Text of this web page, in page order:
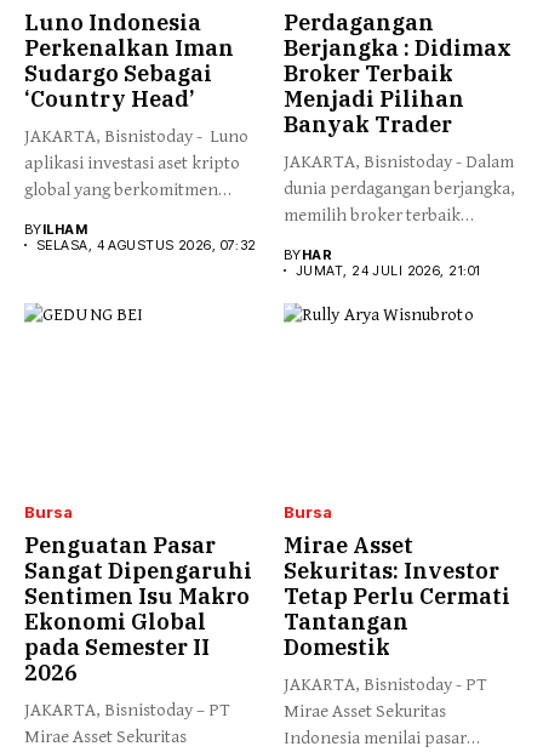
Luno Indonesia
Perkenalkan Iman
Sudargo Sebagai
‘Country Head’
JAKARTA, Bisnistoday - Luno
aplikasi investasi aset kripto
global yang berkomitmen
BYILHAM
SELASA, 4 AGUSTUS 2026, 07:32
Perdagangan
Berjangka : Didimax
Broker Terbaik
Menjadi Pilihan
Banyak Trader
JAKARTA, Bisnistoday - Dalam
dunia perdagangan berjangka,
memilih broker terbaik
BYHAR
JUMAT, 24 JULI 2026, 21:01
Bursa
Penguatan Pasar
Sangat Dipengaruhi
Sentimen Isu Makro
Ekonomi Global
pada Semester II
2026
JAKARTA, Bisnistoday – PT
Mirae Asset Sekuritas
Bursa
Mirae Asset
Sekuritas: Investor
Tetap Perlu Cermati
Tantangan
Domestik
JAKARTA, Bisnistoday - PT
Mirae Asset Sekuritas
Indonesia menilai pasar